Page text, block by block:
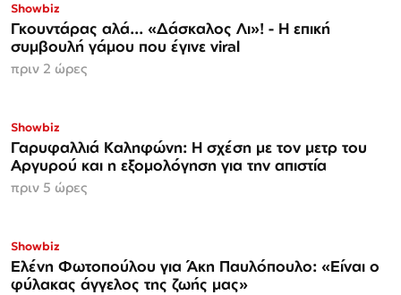
Showbiz
Γκουντάρας αλά... «Δάσκαλος Λι»! - Η επική
συμβουλή γάμου που έγινε viral
πριν 2 ώρες
Showbiz
Γαρυφαλλιά Καληφώνη: Η σχέση με τον μετρ του
Αργυρού και η εξομολόγηση για την απιστία
πριν 5 ώρες
Showbiz
Ελένη Φωτοπούλου για Άκη Παυλόπουλο: «Είναι ο
φύλακας άγγελος της ζωής μας»